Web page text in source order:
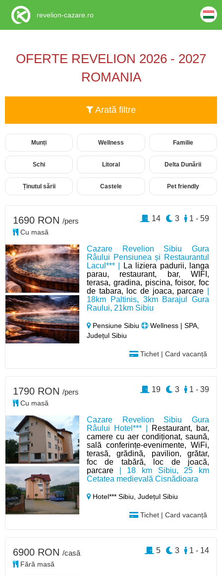
OFERTE REVELION 2026 - 2027
ROMANIA
Arată filtre
Munți Wellness Familie
Schi Litoral Delta Dunării
Ținutul sării Castele Pet friendly
Cazare Revelion Sibiu Gura
Râului Pensiunea și Restaurantul
Lacul*** |
La liziera padurii, langa
parau, restaurant, bar, WIFI,
terasa, gradina, piscina, foisor, foc
de tabara, loc de joaca, parcare
18km Paltinis, 3km Barajul Gura
Raului, 21km Sibiu
Pensiune Sibiu
Wellness | SPA,
Județul Sibiu
Tichet | Card vacanță
1690 RON /pers
Cu masă
1 - 59
3
14
Cazare Revelion Sibiu Gura
Râului Hotel*** |
Restaurant, bar,
camere cu aer condiționat, saună,
sală conferințe-evenimente, WiFi,
terasă, grădină, pavilion, grătar,
foc de tabără, loc de joacă,
parcare | 18 km Sibiu, 25 km
Cetatea medievală Cisnădioara
Hotel*** Sibiu,Județul Sibiu
Tichet | Card vacanță
1790 RON /pers
Cu masă
1 - 39
3
19
6900 RON /casă
Fără masă
1 - 14
3
5
revelion-cazare.ro